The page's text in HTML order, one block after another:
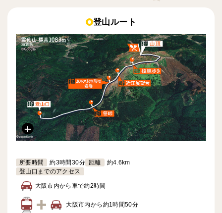
登山ルート
所要時間 約3時間30分 距離
約4.6km
登山口までのアクセス
大阪市内から車で約2時間
大阪市内から約1時間50分